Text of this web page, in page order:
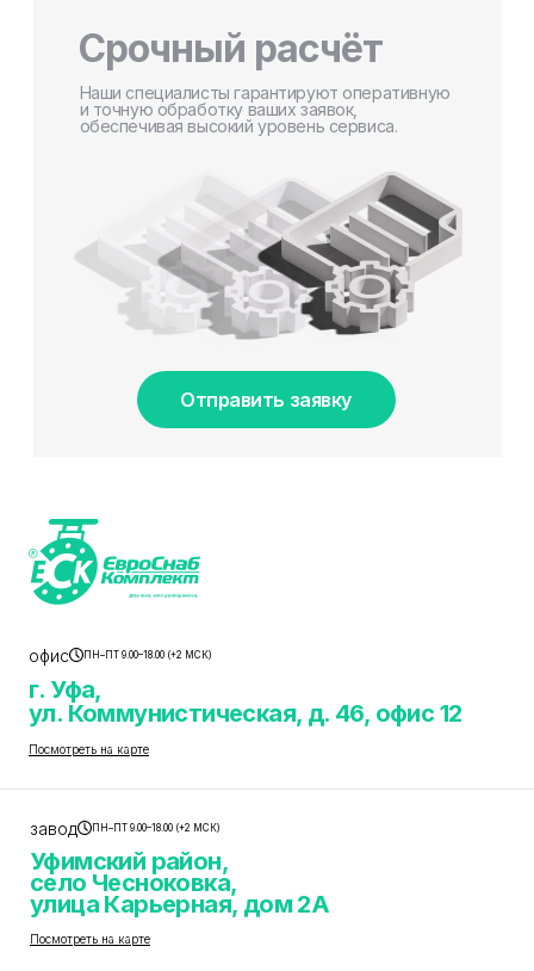
Срочный расчёт
Наши специалисты гарантируют оперативную
и точную обработку ваших заявок,
обеспечивая высокий уровень сервиса.
Отправить заявку
офис ПН–ПТ 9.00–18.00 (+2 МСК)
г. Уфа,
ул. Коммунистическая, д. 46, офис 12
Посмотреть на карте
завод ПН–ПТ 9.00–18.00 (+2 МСК)
Уфимский район,
село Чесноковка,
улица Карьерная, дом 2А
Посмотреть на карте